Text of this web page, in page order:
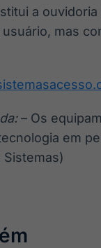
de ativos
a
mas
– Os
em
Sistemas)